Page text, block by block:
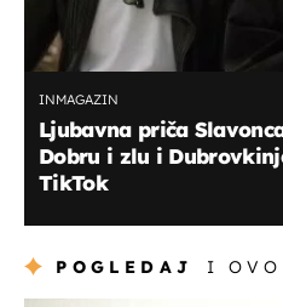
INMAGAZIN
Ljubavna priča
Dobru i zlu i
TikTok
POGLEDAJ I OVO